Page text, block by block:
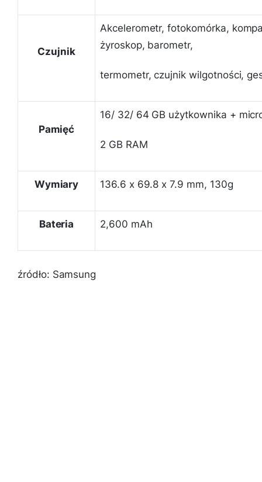
Czujnik
Akcelerometr, fotokomórka,
żyroskop, barometr,
termometr, czujnik wilgotności,
Pamięć
16/ 32/ 64 GB użytkownika +
2 GB RAM
Wymiary 136.6 x 69.8 x 7.9 mm, 130g
Bateria 2,600 mAh
źródło: Samsung